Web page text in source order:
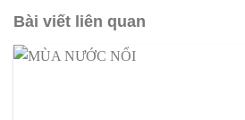
Bài viết liên quan